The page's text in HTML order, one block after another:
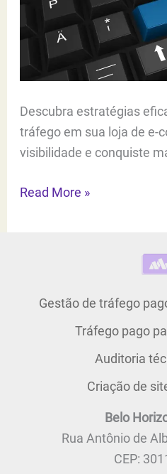
Descubra estratégias
tráfego em sua loja de e-
visibilidade e conquiste
Tráfego
Read More »
Gestão de tráfego
Tráfego pago
Auditoria
Criação de
Belo
Rua Antônio de
CEP: